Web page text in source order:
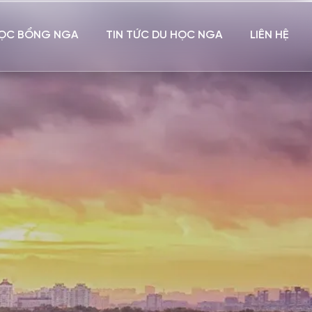
BỔNG NGA TIN TỨC DU HỌC NGA LIÊN HỆ